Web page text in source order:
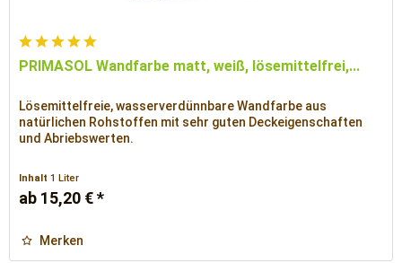
PRIMASOL Wandfarbe matt, weiß, lösemittelfrei,...
Lösemittelfreie, wasserverdünnbare Wandfarbe aus
natürlichen Rohstoffen mit sehr guten Deckeigenschaften
und Abriebswerten.
Inhalt1 Liter
ab 15,20 € *
Merken